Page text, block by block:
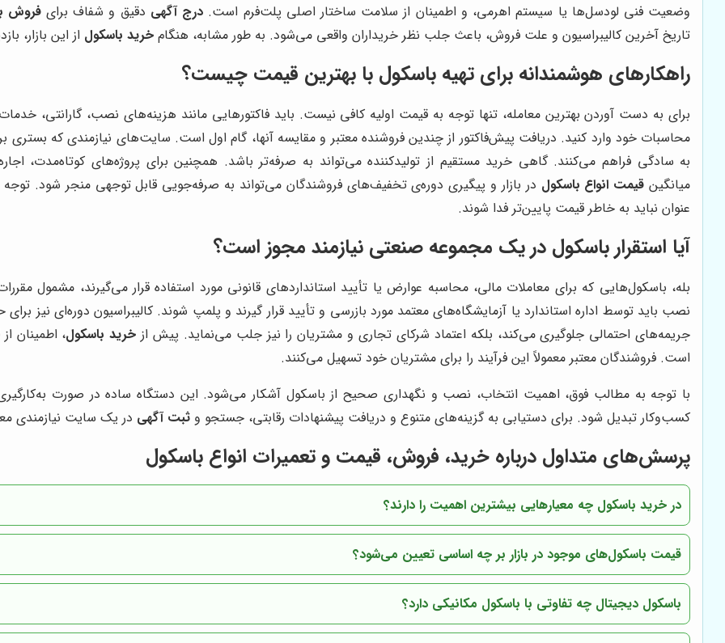
وضعیت فنی لودسل‌ها یا سیستم اهرمی، و اطمینان از سلامت ساختار اصلی پلت‌فرم است. درج آگهی دقیق و شفاف برای فروش
تاریخ آخرین کالیبراسیون و علت فروش، باعث جلب نظر خریداران واقعی می‌شود. به طور مشابه، هنگام خرید باسکول از این بازار،
راهکارهای هوشمندانه برای تهیه باسکول با بهترین قیمت چیست؟
برای به دست آوردن بهترین معامله، تنها توجه به قیمت اولیه کافی نیست. باید فاکتورهایی مانند هزینه‌های نصب، گارانتی،
محاسبات خود وارد کنید. دریافت پیش‌فاکتور از چندین فروشنده معتبر و مقایسه آنها، گام اول است. سایت‌های نیازمندی که بستری
به سادگی فراهم می‌کنند. گاهی خرید مستقیم از تولیدکننده می‌تواند به صرفه‌تر باشد. همچنین برای پروژه‌های کوتاه‌مدت،
میانگین قیمت انواع باسکول در بازار و پیگیری دوره‌ی تخفیف‌های فروشندگان می‌تواند به صرفه‌جویی قابل توجهی منجر شود.
عنوان نباید به خاطر قیمت پایین‌تر فدا شوند.
آیا استقرار باسکول در یک مجموعه صنعتی نیازمند مجوز است؟
بله، باسکول‌هایی که برای معاملات مالی، محاسبه عوارض یا تأیید استانداردهای قانونی مورد استفاده قرار می‌گیرند، مشمول
نصب باید توسط اداره استاندارد یا آزمایشگاه‌های معتمد مورد بازرسی و تأیید قرار گیرند و پلمپ شوند. کالیبراسیون دوره‌ای نیز برای
جریمه‌های احتمالی جلوگیری می‌کند، بلکه اعتماد شرکای تجاری و مشتریان را نیز جلب می‌نماید. پیش از خرید باسکول، اطمینان
است. فروشندگان معتبر معمولاً این فرآیند را برای مشتریان خود تسهیل می‌کنند.
با توجه به مطالب فوق، اهمیت انتخاب، نصب و نگهداری صحیح از باسکول آشکار می‌شود. این دستگاه ساده در صورت
کسب‌وکار تبدیل شود. برای دستیابی به گزینه‌های متنوع و دریافت پیشنهادات رقابتی، جستجو و ثبت آگهی در یک سایت نیازمندی
پرسش‌های متداول درباره خرید، فروش، قیمت و تعمیرات انواع باسکول
در خرید باسکول چه معیارهایی بیشترین اهمیت را دارند؟
قیمت باسکول‌های موجود در بازار بر چه اساسی تعیین می‌شود؟
باسکول دیجیتال چه تفاوتی با باسکول مکانیکی دارد؟